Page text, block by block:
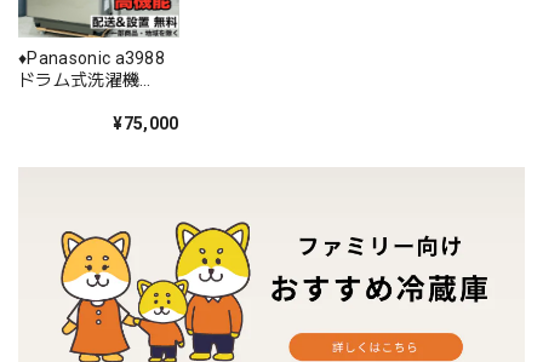
♦️Panasonic a3988
ドラム式洗濯機
¥75,000